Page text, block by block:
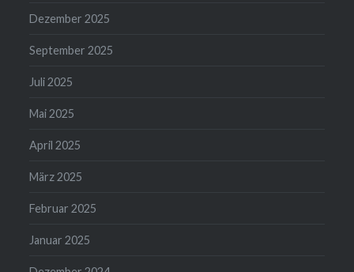
Dezember 2025
September 2025
Juli 2025
Mai 2025
April 2025
März 2025
Februar 2025
Januar 2025